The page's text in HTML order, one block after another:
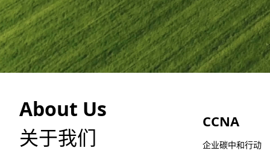
About Us
关于我们
CCNA
企业碳中和行动